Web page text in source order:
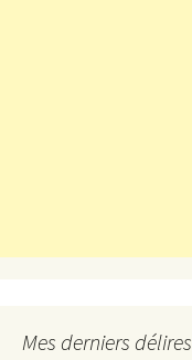
Mes derniers délires